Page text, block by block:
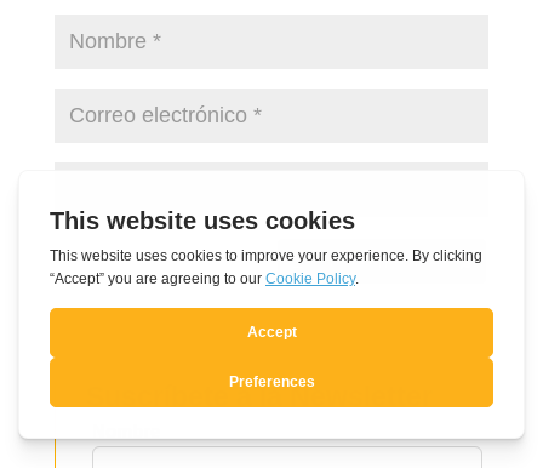
Enviar comentario
Suscríbete a la Newsletter
this